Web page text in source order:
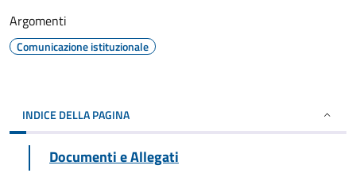
Argomenti
Comunicazione istituzionale
INDICE DELLA PAGINA
Documenti e Allegati